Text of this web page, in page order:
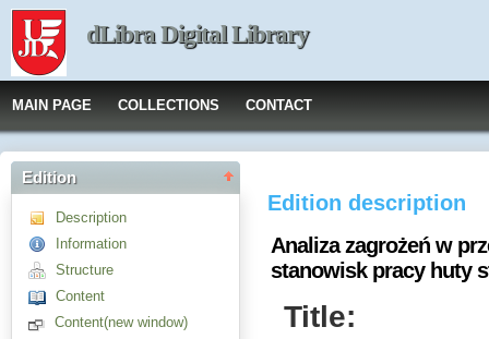
dLibra Digital Library
MAIN PAGE COLLECTIONS CONTACT
Edition
Description
Information
Structure
Content
Content(new window)
Edition description
Analiza zagrożeń w
stanowisk pracy huty
Title: